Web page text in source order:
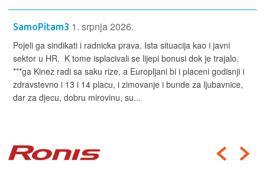
SamoPitam3 1. srpnja 2026.
Pojeli ga sindikati i radnicka prava. Ista situacija kao i javni
sektor u HR. K tome isplacivali se lijepi bonusi dok je trajalo.
***ga Kinez radi sa saku rize, a Europljani bi i placeni godisnji i
zdravstevno i 13 i 14 placu, i zimovanje i bunde za ljubavnice,
dar za djecu, dobru mirovinu, su...